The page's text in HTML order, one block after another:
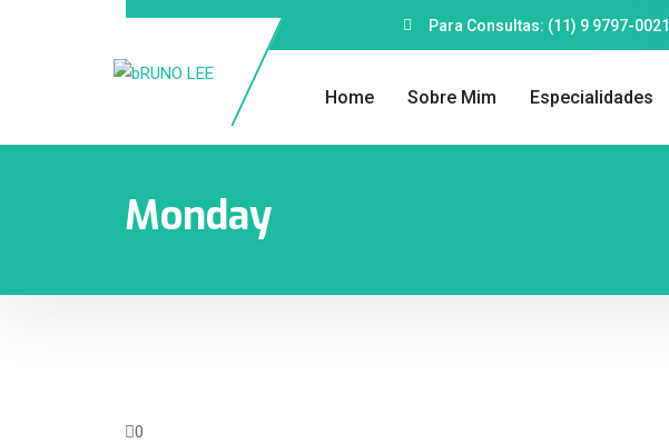
Para Consultas: (11) 9 9797-0021
Home Sobre Mim Especialidades
Monday
0